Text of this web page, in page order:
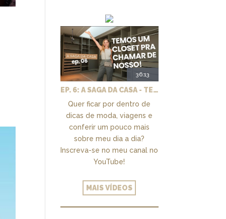
36:13
EP. 6: A SAGA DA CASA - TEMOS UM CLOSET PRA CHAMAR DE NOSSO + MARCENARIA E PAISAGISMO
Quer ficar por dentro de
dicas de moda, viagens e
conferir um pouco mais
sobre meu dia a dia?
Inscreva-se no meu canal no
YouTube!
MAIS VÍDEOS